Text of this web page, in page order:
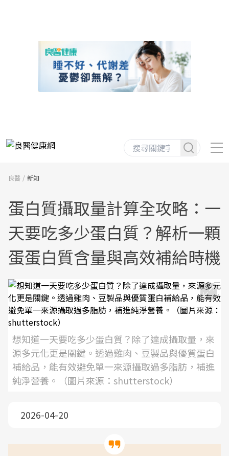
良醫 新知
蛋白質攝取量計算全攻略：一
天要吃多少蛋白質？解析一顆
蛋蛋白質含量與高效補給時機
想知道一天要吃多少蛋白質？除了達成攝取量，來
源多元化更是關鍵。透過雞肉、豆製品與優質蛋白
補給品，能有效避免單一來源攝取過多脂肪，補進
純淨營養。（圖片來源：shutterstock）
2026-04-20